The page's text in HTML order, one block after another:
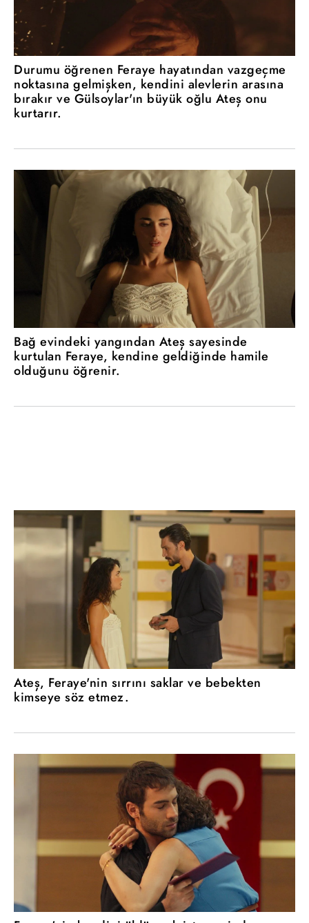
Durumu öğrenen Feraye hayatından vazgeçme
noktasına gelmişken, kendini alevlerin arasına
bırakır ve Gülsoylar'ın büyük oğlu Ateş onu
kurtarır.
Bağ evindeki yangından Ateş sayesinde
kurtulan Feraye, kendine geldiğinde hamile
olduğunu öğrenir.
Ateş, Feraye'nin sırrını saklar ve bebekten
kimseye söz etmez.